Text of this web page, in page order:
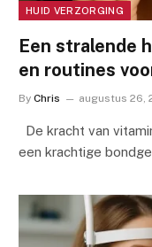
HUID VERZORGING
Een stralende
en routines
By Chris augustus 26,
De kracht van
een krachtige